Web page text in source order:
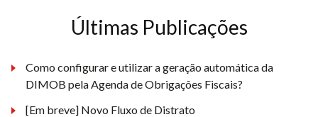
Últimas Publicações
Como configurar e utilizar a geração automática da
DIMOB pela Agenda de Obrigações Fiscais?
[Em breve] Novo Fluxo de Distrato